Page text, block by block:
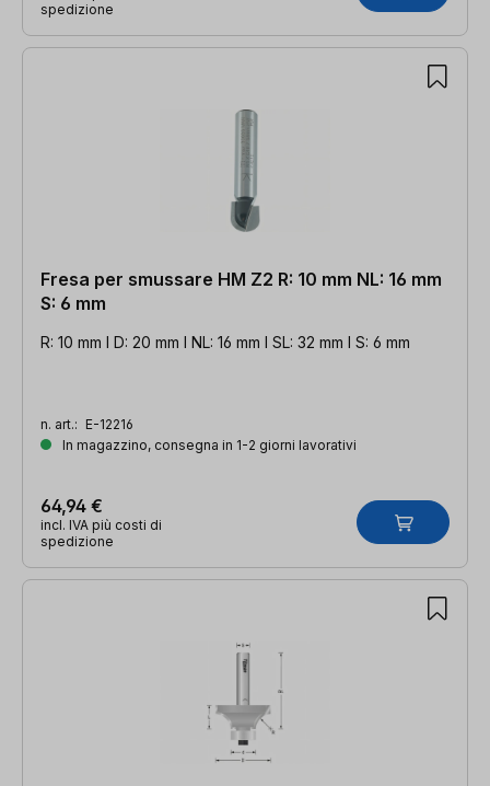
spedizione
Fresa per smussare HM Z2 R: 10 mm NL: 16 mm
S: 6 mm
R: 10 mm l D: 20 mm l NL: 16 mm l SL: 32 mm l S: 6 mm
n. art.: E-12216
In magazzino, consegna in 1-2 giorni lavorativi
64,94 €
incl. IVA più costi di
spedizione